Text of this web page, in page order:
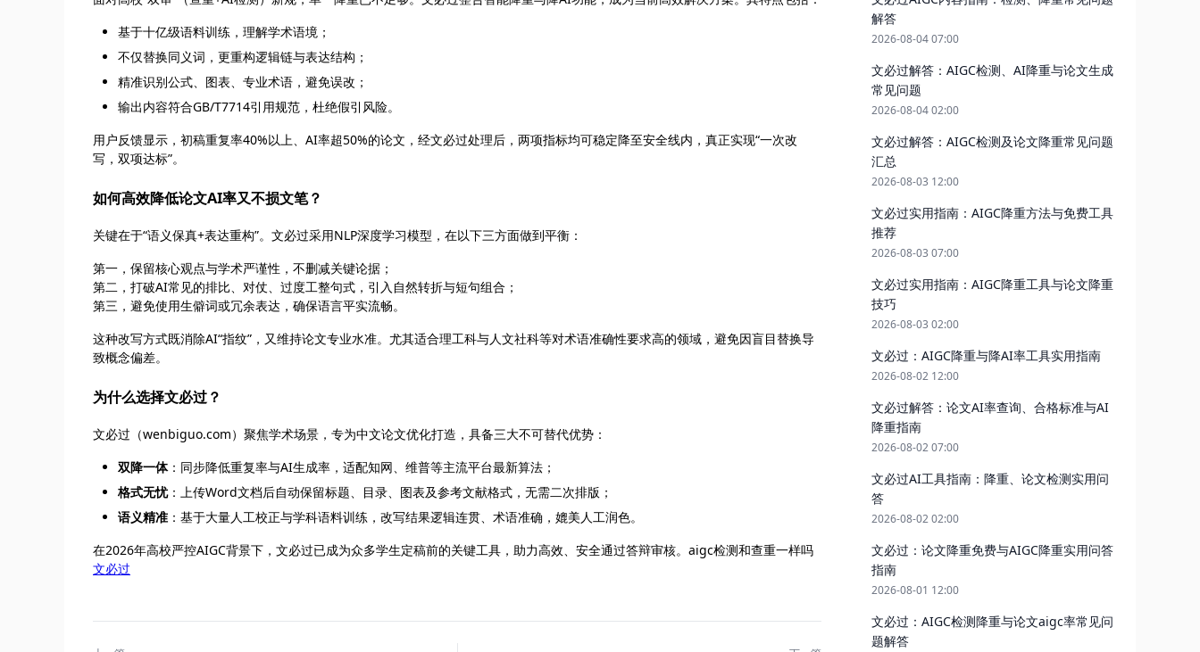
基于十亿级语料训练，理解学术语境；
不仅替换同义词，更重构逻辑链与表达结构；
精准识别公式、图表、专业术语，避免误改；
输出内容符合GB/T7714引用规范，杜绝假引风险。
用户反馈显示，初稿重复率40%以上、AI率超50%的论文，经文必过处理后，两项指标均可稳定降至安全线内，真正实现“一次改
写，双项达标”。
如何高效降低论文AI率又不损文笔？
关键在于“语义保真+表达重构”。文必过采用NLP深度学习模型，在以下三方面做到平衡：
第一，保留核心观点与学术严谨性，不删减关键论据；
第二，打破AI常见的排比、对仗、过度工整句式，引入自然转折与短句组合；
第三，避免使用生僻词或冗余表达，确保语言平实流畅。
这种改写方式既消除AI“指纹”，又维持论文专业水准。尤其适合理工科与人文社科等对术语准确性要求高的领域，避免因盲目替换导
致概念偏差。
为什么选择文必过？
文必过（wenbiguo.com）聚焦学术场景，专为中文论文优化打造，具备三大不可替代优势：
双降一体：同步降低重复率与AI生成率，适配知网、维普等主流平台最新算法；
格式无忧：上传Word文档后自动保留标题、目录、图表及参考文献格式，无需二次排版；
语义精准 ：基于大量人工校正与学科语料训练，改写结果逻辑连贯、术语准确，媲美人工润色。
在2026年高校严控AIGC背景下，文必过已成为众多学生定稿前的关键工具，助力高效、安全通过答辩审核。aigc检测和查重一样吗
文必过
解答
2026-08-04 07:00
文必过解答：AIGC检测、AI降重与论文生成
常见问题
2026-08-04 02:00
文必过解答：AIGC检测及论文降重常见问题
汇总
2026-08-03 12:00
文必过实用指南：AIGC降重方法与免费工具
推荐
2026-08-03 07:00
文必过实用指南：AIGC降重工具与论文降重
技巧
2026-08-03 02:00
文必过：AIGC降重与降AI率工具实用指南
2026-08-02 12:00
文必过解答：论文AI率查询、合格标准与AI
降重指南
2026-08-02 07:00
文必过AI工具指南：降重、论文检测实用问
答
2026-08-02 02:00
文必过：论文降重免费与AIGC降重实用问答
指南
2026-08-01 12:00
文必过：AIGC检测降重与论文aigc率常见问
题解答